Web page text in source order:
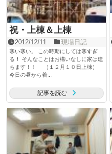
祝・上棟＆上棟
2012/12/11 現場日記
寒い寒い。 この時期にしては寒すぎ
る！ そんなことはお構いなしに家は建
ちます！！ （１２月１０日上棟）
今日の昼から着...
記事を読む